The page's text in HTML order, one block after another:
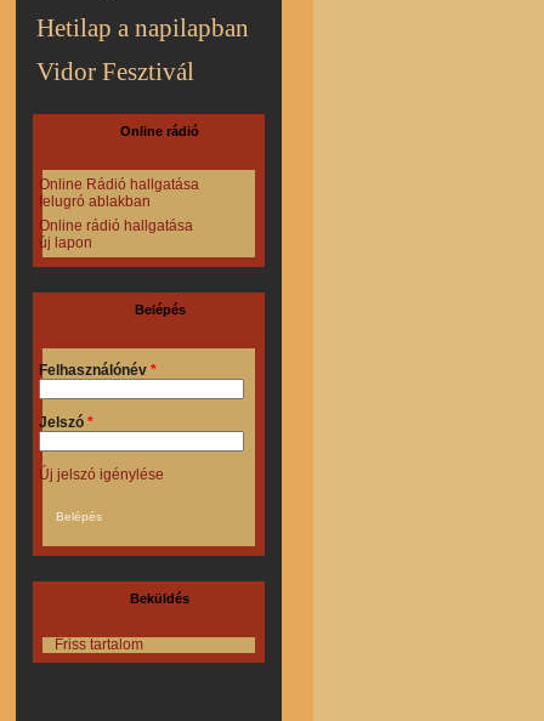
Hetilap a napilapban
Vidor Fesztivál
Online rádió
Online Rádió hallgatása
felugró ablakban
Online rádió hallgatása
új lapon
Belépés
Felhasználónév *
Jelszó *
Új jelszó igénylése
Beküldés
Friss tartalom